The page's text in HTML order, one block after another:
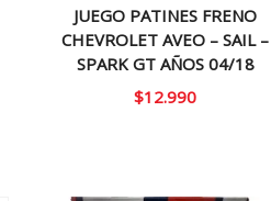
JUEGO PATINES FRENO
CHEVROLET AVEO – SAIL –
SPARK GT AÑOS 04/18
$12.990